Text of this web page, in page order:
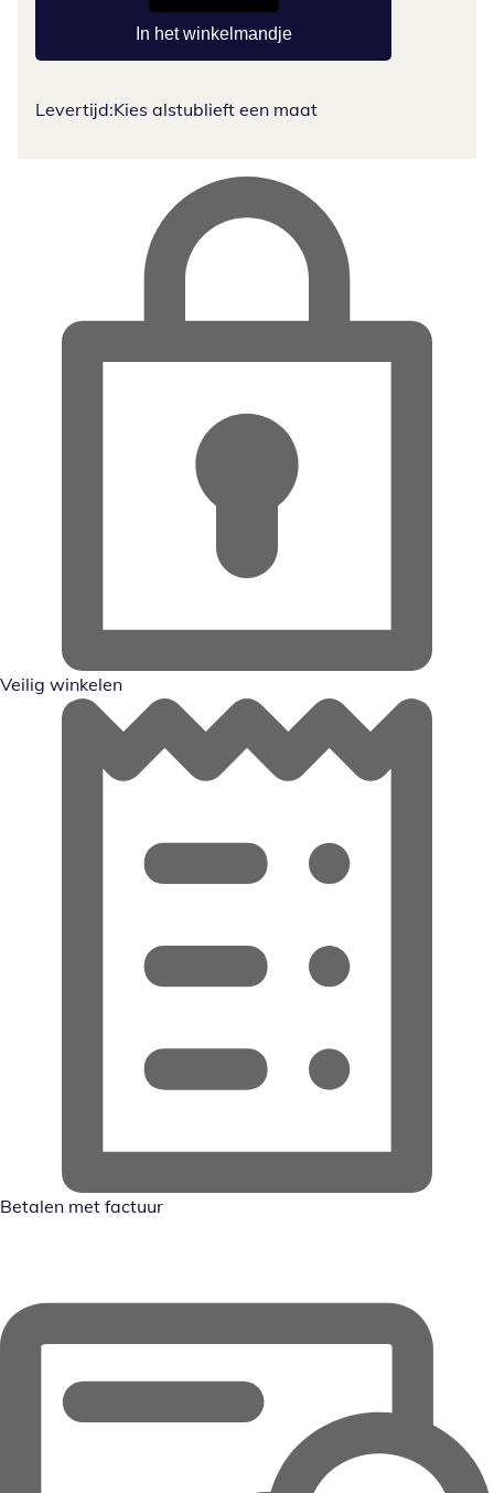
In het winkelmandje
Levertijd:Kies alstublieft een maat
Veilig winkelen
Betalen met factuur